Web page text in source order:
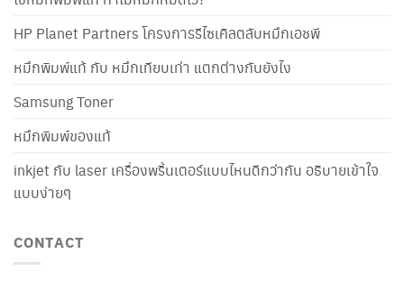
HP Planet Partners โครงการรีไซเคิลตลับหมึกเอชพี
หมึกพิมพ์แท้ กับ หมึกเทียบเท่า แตกต่างกันยังไง
Samsung Toner
หมึกพิมพ์ของแท้
inkjet กับ laser เครื่องพริ้นเตอร์แบบไหนดีกว่ากัน อธิบายเข้าใจ
แบบง่ายๆ
CONTACT